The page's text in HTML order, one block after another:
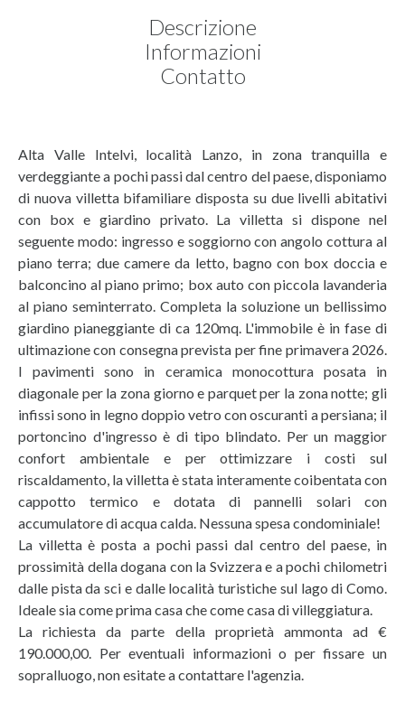
Descrizione
Informazioni
Contatto
Alta Valle Intelvi, località Lanzo, in zona tranquilla e
verdeggiante a pochi passi dal centro del paese, disponiamo
di nuova villetta bifamiliare disposta su due livelli abitativi
con box e giardino privato. La villetta si dispone nel
seguente modo: ingresso e soggiorno con angolo cottura al
piano terra; due camere da letto, bagno con box doccia e
balconcino al piano primo; box auto con piccola lavanderia
al piano seminterrato. Completa la soluzione un bellissimo
giardino pianeggiante di ca 120mq. L'immobile è in fase di
ultimazione con consegna prevista per fine primavera 2026.
I pavimenti sono in ceramica monocottura posata in
diagonale per la zona giorno e parquet per la zona notte; gli
infissi sono in legno doppio vetro con oscuranti a persiana; il
portoncino d'ingresso è di tipo blindato. Per un maggior
confort ambientale e per ottimizzare i costi sul
riscaldamento, la villetta è stata interamente coibentata con
cappotto termico e dotata di pannelli solari con
accumulatore di acqua calda. Nessuna spesa condominiale!
La villetta è posta a pochi passi dal centro del paese, in
prossimità della dogana con la Svizzera e a pochi chilometri
dalle pista da sci e dalle località turistiche sul lago di Como.
Ideale sia come prima casa che come casa di villeggiatura.
La richiesta da parte della proprietà ammonta ad €
190.000,00. Per eventuali informazioni o per fissare un
sopralluogo, non esitate a contattare l'agenzia.